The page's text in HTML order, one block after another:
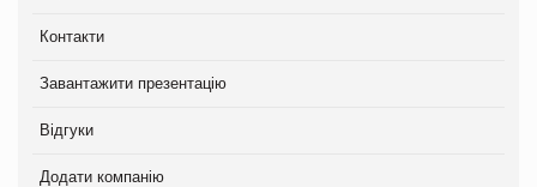
Контакти
Завантажити презентацію
Відгуки
Додати компанію